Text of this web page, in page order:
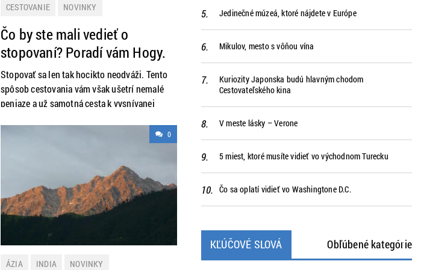
CESTOVANIE
NOVINKY
PRAKTICKÉ INFORMÁCIE
ROZHOVORY
Čo by ste mali vedieť o
stopovaní? Poradí vám Hogy.
Stopovať sa len tak hocikto neodváži. Tento
spôsob cestovania vám však ušetrí nemalé
peniaze a už samotná cesta k vysnívanej
dobrodružstvom. Vaši rodičia by boli asi
radšej, keby ste tento rozhovor nečítali. Petra
jeho zážitky z cesty okolo sveta stopom.
0
ÁZIA INDIA
NOVINKY
Jedinečné múzeá, ktoré nájdete v Európe
Mikulov, mesto s vôňou vína
Kuriozity Japonska budú hlavným chodom
Cestovateľského kina
V meste lásky – Verone
5 miest, ktoré musíte vidieť vo východnom Turecku
Čo sa oplatí vidieť vo Washingtone D.C.
KĽÚČOVÉ SLOVÁ Obľúbené kategórie